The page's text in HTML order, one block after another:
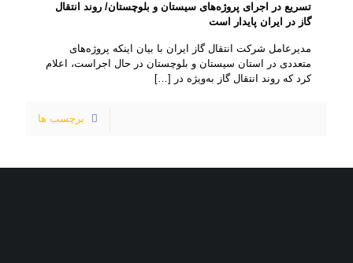
تسریع در اجرای پروژه‌های سیستان و بلوچستان/ روند انتقال
گاز در ایران پایدار است
مدیرعامل شرکت انتقال گاز ایران با بیان اینکه پروژه‌های
متعددی در استان سیستان و بلوچستان در حال اجراست، اعلام
کرد که روند انتقال گاز به‌ویژه در
[…]
برچسب ها